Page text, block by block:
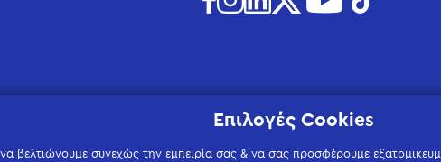
Επιλογές Cookies
βελτιώνουμε συνεχώς την εμπειρία σας & να σας προσφέρουμε